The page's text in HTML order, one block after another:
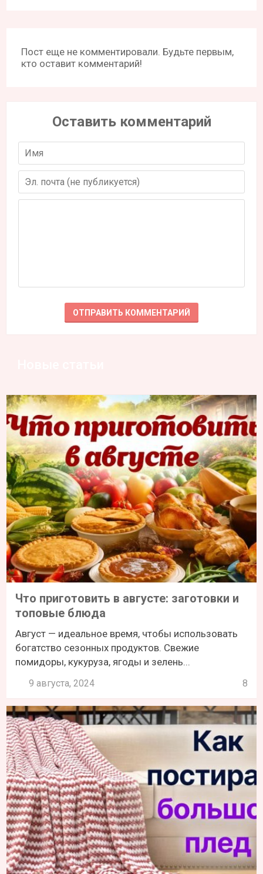
Пост еще не комментировали. Будьте первым,
кто оставит комментарий!
Оставить комментарий
Что приготовить в августе: заготовки и
топовые блюда
Август — идеальное время, чтобы использовать
богатство сезонных продуктов. Свежие
помидоры, кукуруза, ягоды и зелень...
9 августа, 2024 8